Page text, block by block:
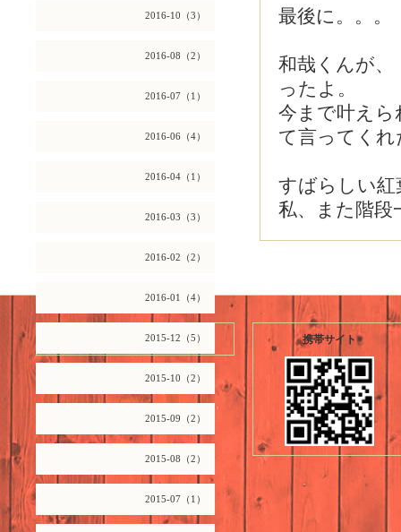
2016-10（3）
2016-08（2）
2016-07（1）
2016-06（4）
2016-04（1）
2016-03（3）
2016-02（2）
2016-01（4）
2015-12（5）
2015-10（2）
2015-09（2）
2015-08（2）
2015-07（1）
最後に。。。
和哉くんが、
ったよ。
今まで叶え
て言ってくれ
すばらしい紅
私、また階段
2026.08.07 Friday 携帯サイト